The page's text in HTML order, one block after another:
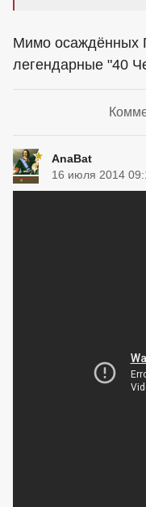
Мимо осаждённых
легендарные "40
AnaBat
16 июля 2014